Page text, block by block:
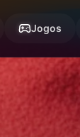
Jogos